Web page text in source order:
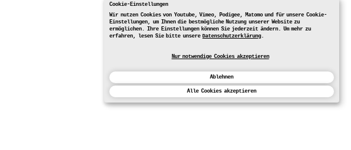
Cookie-Einstellungen
Wir nutzen Cookies von Youtube, Vimeo, Podigee, Matomo und für unsere Cookie-
Einstellungen, um Ihnen die bestmögliche Nutzung unserer Website zu
ermöglichen. Ihre Einstellungen können Sie jederzeit ändern. Um mehr zu
erfahren, lesen Sie bitte unsereDatenschutzerklärung.
Nur notwendige Cookies akzeptieren
Ablehnen
Alle Cookies akzeptieren